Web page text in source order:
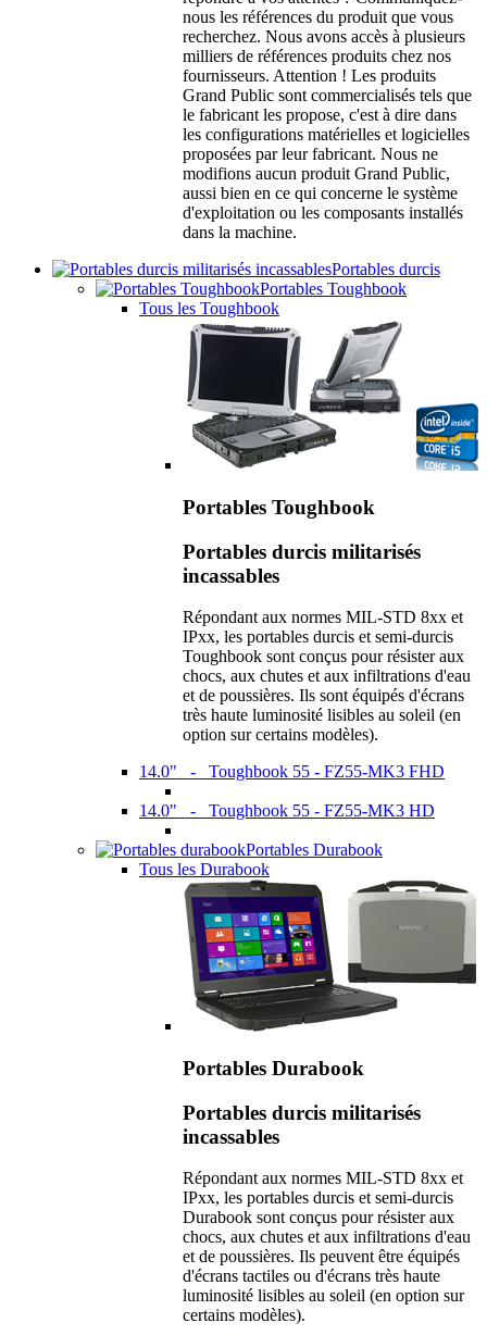
nous les références du produit que vous
recherchez. Nous avons accès à plusieurs
milliers de références produits chez nos
fournisseurs. Attention ! Les produits
Grand Public sont commercialisés tels que
le fabricant les propose, c'est à dire dans
les configurations matérielles et logicielles
proposées par leur fabricant. Nous ne
modifions aucun produit Grand Public,
aussi bien en ce qui concerne le système
d'exploitation ou les composants installés
dans la machine.
Portables durcis
Portables Toughbook
Tous les Toughbook
Portables Toughbook
Portables durcis militarisés
incassables
Répondant aux normes MIL-STD 8xx et
IPxx, les portables durcis et semi-durcis
Toughbook sont conçus pour résister aux
chocs, aux chutes et aux infiltrations d'eau
et de poussières. Ils sont équipés d'écrans
très haute luminosité lisibles au soleil (en
option sur certains modèles).
14.0" - Toughbook 55 - FZ55-MK3 FHD
14.0" - Toughbook 55 - FZ55-MK3 HD
Portables Durabook
Tous les Durabook
Portables Durabook
Portables durcis militarisés
incassables
Répondant aux normes MIL-STD 8xx et
IPxx, les portables durcis et semi-durcis
Durabook sont conçus pour résister aux
chocs, aux chutes et aux infiltrations d'eau
et de poussières. Ils peuvent être équipés
d'écrans tactiles ou d'écrans très haute
luminosité lisibles au soleil (en option sur
certains modèles).